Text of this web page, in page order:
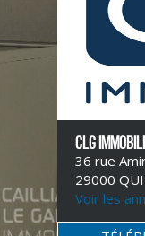
CLG
36 rue
29000
Voir les